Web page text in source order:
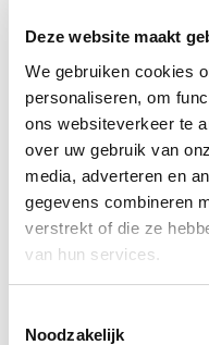
Deze website maakt
We gebruiken cookies
personaliseren, om
ons websiteverkeer te
over uw gebruik van
media, adverteren en
gegevens combineren
verstrekt of die ze
van hun services.
Noodzakelijk
Kindjes en keikoppen
De mooiste foto’s en
erfgoedbank
gezamenlijk project van de
unieke samenwerking
Met de steun van CO7 en
de stadsarchieven een
noemer ’Kindjes en
Blijf je graag op